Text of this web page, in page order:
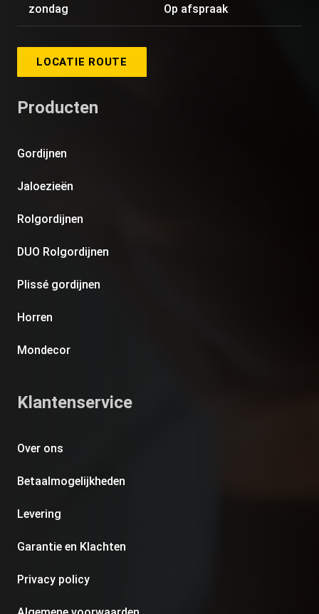
zondag Op afspraak
LOCATIE ROUTE
Producten
Gordijnen
Jaloezieën
Rolgordijnen
DUO Rolgordijnen
Plissé gordijnen
Horren
Mondecor
Klantenservice
Over ons
Betaalmogelijkheden
Levering
Garantie en Klachten
Privacy policy